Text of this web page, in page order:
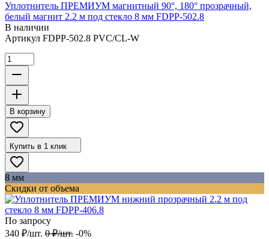
Уплотнитель ПРЕМИУМ магнитный 90°, 180° прозрачный,
белый магнит 2.2 м под стекло 8 мм FDPP-502.8
В наличии
Артикул FDPP-502.8 PVC/CL-W
В корзину
Купить в 1 клик
8 мм
Скидки от объема
По запросу
340 ₽/шт. 0 ₽/шт. -0%